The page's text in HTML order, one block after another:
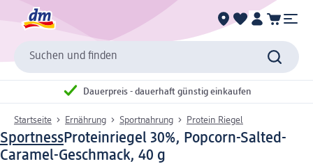
Suchen und finden
Dauerpreis - dauerhaft günstig einkaufen
Startseite Ernährung Sportnahrung Protein Riegel
SportnessProteinriegel 30%, Popcorn-Salted-
Caramel-Geschmack, 40 g